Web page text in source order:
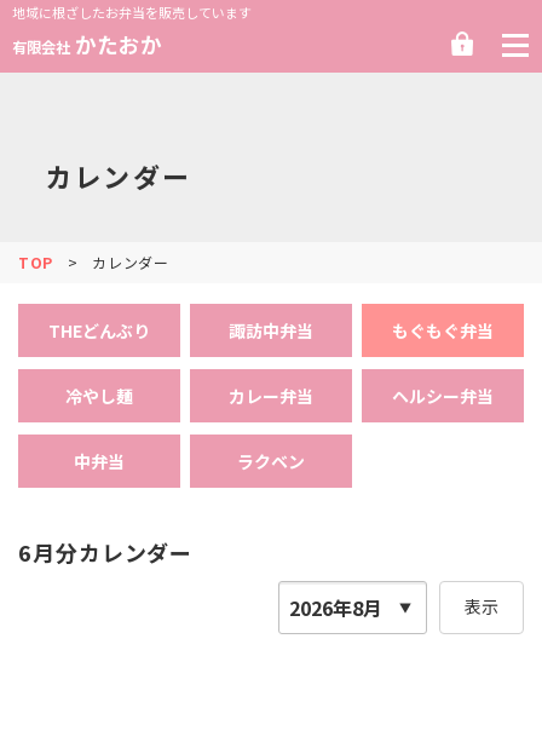
地域に根ざしたお弁当を販売しています
有限会社 かたおか
ロ
グ
イ
カレンダー
TOP カレンダー
THEどんぶり 諏訪中弁当 もぐもぐ弁当
冷やし麺 カレー弁当 ヘルシー弁当
中弁当 ラクベン
6月分カレンダー
表示